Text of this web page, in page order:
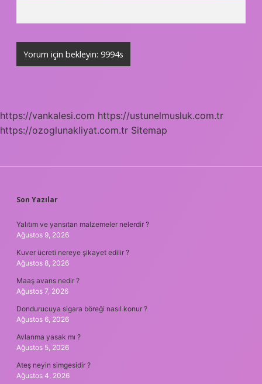
https://vankalesi.com https://ustunelmusluk.com.tr
https://ozoglunakliyat.com.tr Sitemap
SIDEBAR
Son Yazılar
Yalıtım ve yansıtan malzemeler nelerdir ?
Ağustos 9, 2026
Kuver ücreti nereye şikayet edilir ?
Ağustos 8, 2026
Maaş avans nedir ?
Ağustos 7, 2026
Dondurucuya sigara böreği nasıl konur ?
Ağustos 6, 2026
Avlanma yasak mı ?
Ağustos 5, 2026
Ateş neyin simgesidir ?
Ağustos 4, 2026